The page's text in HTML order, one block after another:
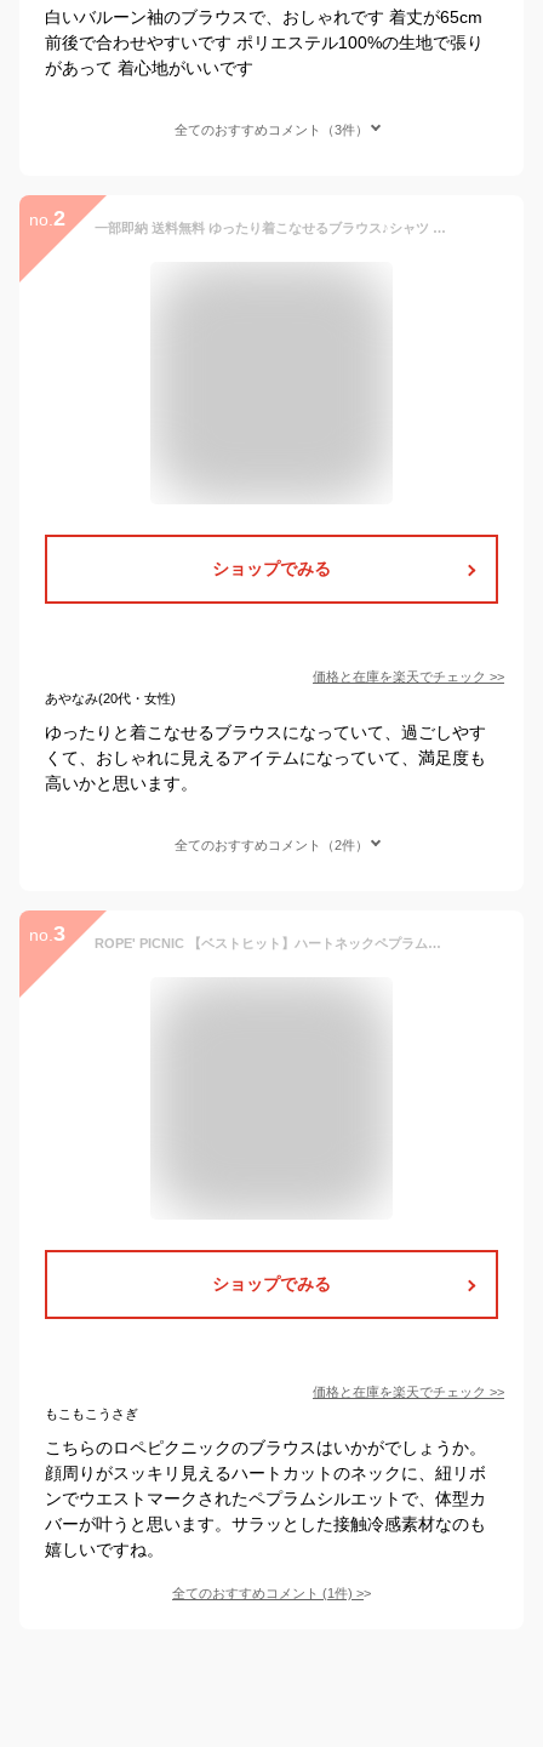
白いバルーン袖のブラウスで、おしゃれです 着丈が65cm
前後で合わせやすいです ポリエステル100%の生地で張り
があって 着心地がいいです
全てのおすすめコメント（3件）
no. 2 一部即納 送料無料 ゆったり着こなせるブラウス♪シャツ ゆったり 薄手 フレア袖 シフォン ブラウス トップス 五分袖 レディース 無地 春夏 chic blouse レディース 無地 春夏 無地 スリム Tシャツ 薄手 シースルー カジュアル 通勤 おしゃれ着 大きいサイズM〜4XL
ショップでみる
価格と在庫を楽天でチェック >>
あやなみ(20代・女性)
ゆったりと着こなせるブラウスになっていて、過ごしやす
くて、おしゃれに見えるアイテムになっていて、満足度も
高いかと思います。
全てのおすすめコメント（2件）
no. 3 ROPE' PICNIC 【ベストヒット】ハートネックペプラムブラウス/接触冷感 ロペピクニック トップス シャツ・ブラウス ブルー ベージュ ネイビー パープル【送料無料】
ショップでみる
価格と在庫を楽天でチェック >>
もこもこうさぎ
こちらのロペピクニックのブラウスはいかがでしょうか。
顔周りがスッキリ見えるハートカットのネックに、紐リボ
ンでウエストマークされたペプラムシルエットで、体型カ
バーが叶うと思います。サラッとした接触冷感素材なのも
嬉しいですね。
全てのおすすめコメント (1件) >